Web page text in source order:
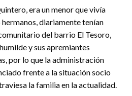
era un menor que vivía
diariamente tenían
del barrio El Tesoro,
y sus apremiantes
por lo que la administración
frente a la situación socio
la familia en la actualidad.